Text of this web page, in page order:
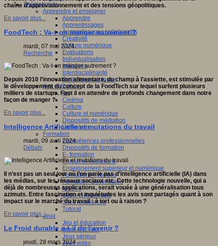
Thématiques
Apprendre et enseigner
Apprendre
Apprentissages
Apprentissages collaboratifs
Créativité
Culture numérique
Evaluations
Individualisation
Initiatives
Interdisciplinarité
Outils pour la classe
Arts et Culture
Art
Cinéma
Culture
Culture et numérique
Dispositifs de médiation
Littérature
Formation
Compétences professionnelles
Dispositifs de formation
E- formation
Enjeux et évolutions
Enseignement supérieur et numérique
Formations hybrides
Formation universitaire
Mooc’s
Outils collaboratifs
Sites ressources
Tutorat
Jeux
Jeu et éducation
Jeux 4/12 ans
Jeux sérieux
Jeux vidéo
chaîne d’approvisionnement et des tensions géopolitiques.
En savoir plus...
FoodTech : Va-t-on manger autrement ?
mardi, 07 mai 2024
Recherche
Depuis 2010 l’innovation alimentaire, du champ à l’assiette, est stimulée par
le développement du concept de la FoodTech sur lequel surfent plusieurs
milliers de startups. Faut il en attendre de profonds changement dans notre
façon de manger ?
En savoir plus...
Intelligence Artificielle et mutations du travail
mardi, 09 avril 2024
Débats
Il n’est pas un seul jour où l’on parle pas d’intelligence artificielle (IA) dans
les médias, sur les réseaux sociaux etc. Cette technologie nouvelle, qui a
déjà de nombreuses applications, serait vouée à une généralisation tous
azimuts. Entre fascination et inquiétudes les avis sont partagés quant à son
impact sur le marché du travail : à tort ou à raison ?
En savoir plus...
Le Froid durable a-t-il de l’avenir ?
jeudi, 28 mars 2024